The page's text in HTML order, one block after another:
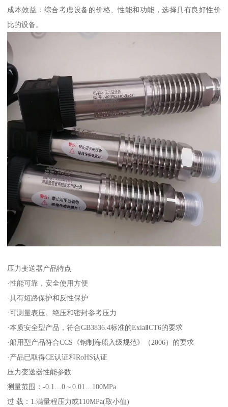
成本效益：综合考虑设备的价格、性能和功能，选择具有良好性价
比的设备。
压力变送器产品特点
·性能可靠，安全使用方便
·具有短路保护和反性保护
·可测量表压、绝压和密封参考压力
·本质安全型产品，符合GB3836.4标准的ExiaⅡCT6的要求
·船用型产品符合CCS《钢制海船入级规范》（2006）的要求
·产品已取得CE认证和RoHS认证
压力变送器性能参数
测量范围：-0.1…0～0.01…100MPa
过 载：1.满量程压力或110MPa(取小值)